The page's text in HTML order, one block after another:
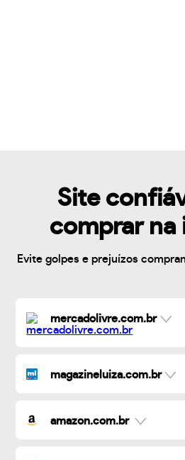
Site
comprar na
Evite golpes e prejuízos
mercadolivre.com.br
magazineluiza.com.br
amazon.com.br